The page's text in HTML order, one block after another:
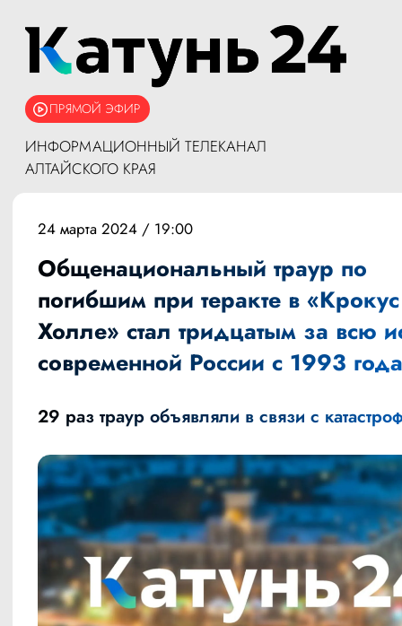
ПРЯМОЙ ЭФИР
ИНФОРМАЦИОННЫЙ ТЕЛЕКАНАЛ
АЛТАЙСКОГО КРАЯ
24 марта 2024 / 19:00
Общенациональный траур по
погибшим при теракте в
Холле» стал тридцатым за всю
современной России с 1993 года
29 раз траур объявляли в связи с